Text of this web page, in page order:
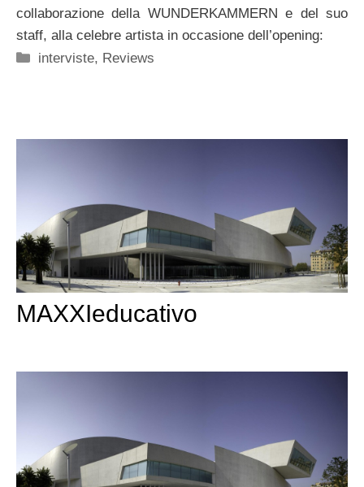
collaborazione della WUNDERKAMMERN e del suo
staff, alla celebre artista in occasione dell’opening:
Categorie
interviste, Reviews
MAXXIeducativo